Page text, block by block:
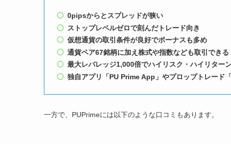
0pipsからとスプレッドが狭い
ストップレベルゼロで刻んだトレード向き
仮想通貨の取引条件が良好でボーナスも多め
通貨ペア67銘柄に加え株式や指数なども取引できる
最大レバレッジ1,000倍でハイリスク・ハイリター
独自アプリ「PU Prime App」やプロップトレード
一方で、PUPrimeには以下のような口コミもあります。